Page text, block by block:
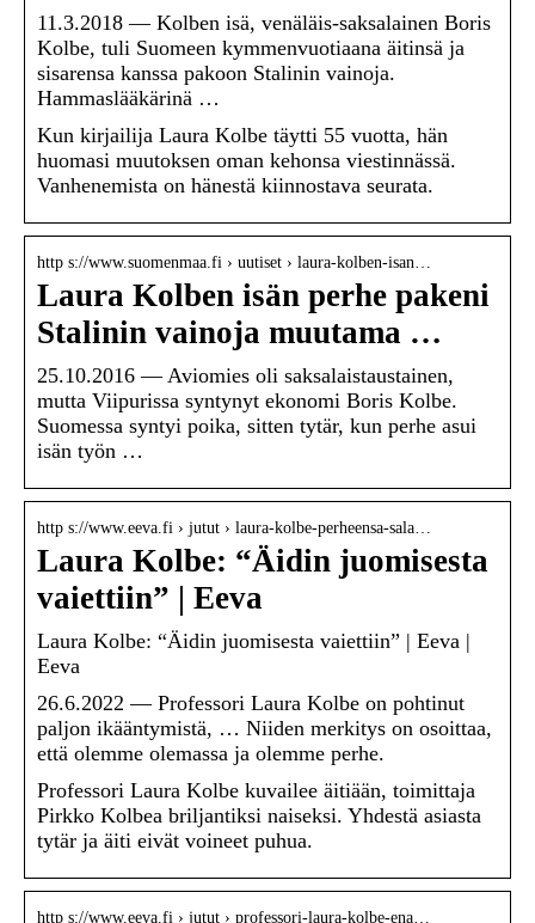
11.3.2018 — Kolben isä, venäläis-saksalainen Boris
Kolbe, tuli Suomeen kymmenvuotiaana äitinsä ja
sisarensa kanssa pakoon Stalinin vainoja.
Hammaslääkärinä …
Kun kirjailija Laura Kolbe täytti 55 vuotta, hän
huomasi muutoksen oman kehonsa viestinnässä.
Vanhenemista on hänestä kiinnostava seurata.
http s://www.suomenmaa.fi › uutiset › laura-kolben-isan…
Laura Kolben isän perhe pakeni
Stalinin vainoja muutama …
25.10.2016 — Aviomies oli saksalaistaustainen,
mutta Viipurissa syntynyt ekonomi Boris Kolbe.
Suomessa syntyi poika, sitten tytär, kun perhe asui
isän työn …
http s://www.eeva.fi › jutut › laura-kolbe-perheensa-sala…
Laura Kolbe: “Äidin juomisesta
vaiettiin” | Eeva
Laura Kolbe: “Äidin juomisesta vaiettiin” | Eeva |
Eeva
26.6.2022 — Professori Laura Kolbe on pohtinut
paljon ikääntymistä, … Niiden merkitys on osoittaa,
että olemme olemassa ja olemme perhe.
Professori Laura Kolbe kuvailee äitiään, toimittaja
Pirkko Kolbea briljantiksi naiseksi. Yhdestä asiasta
tytär ja äiti eivät voineet puhua.
http s://www.eeva.fi › jutut › professori-laura-kolbe-ena…